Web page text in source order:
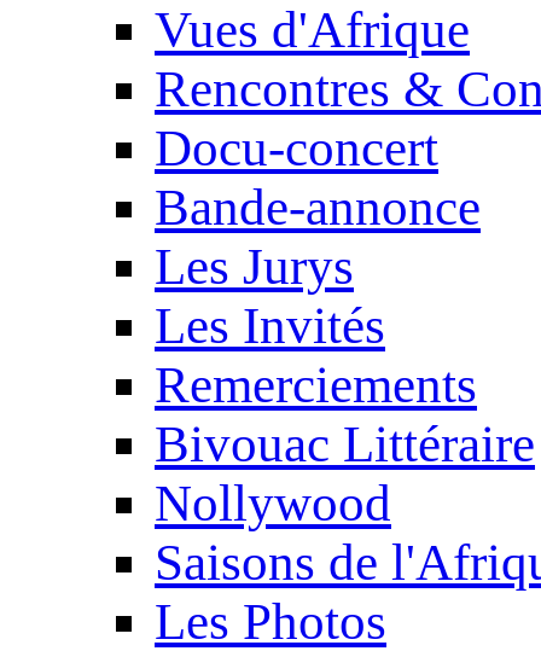
Vues d'Afrique
Rencontres &
Docu-concert
Bande-annonce
Les Jurys
Les Invités
Remerciements
Bivouac Littéraire
Nollywood
Saisons de
Les Photos